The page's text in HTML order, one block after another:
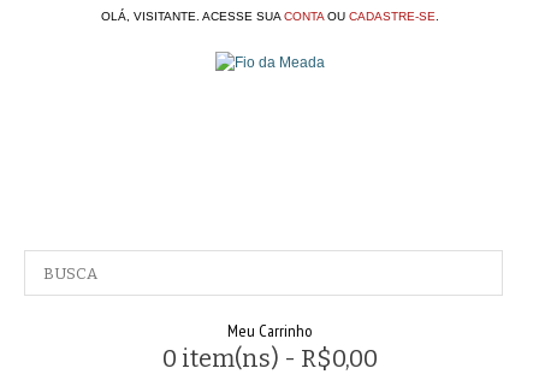
OLÁ, VISITANTE. ACESSE SUA CONTAOU CADASTRE-SE
Meu Carrinho
0 item(ns) - R$0,00